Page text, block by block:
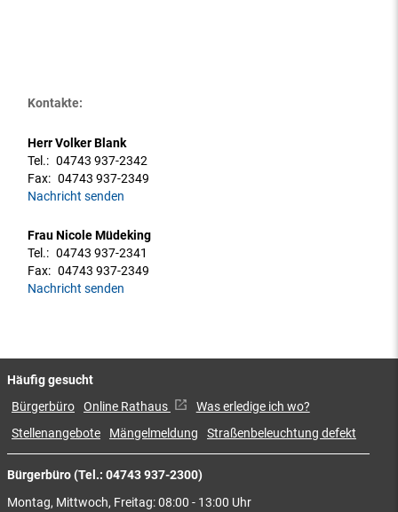
Kontakte:
Herr Volker Blank
Tel.: 04743 937-2342
Fax: 04743 937-2349
Nachricht senden
Frau Nicole Müdeking
Tel.: 04743 937-2341
Fax: 04743 937-2349
Nachricht senden
Bürgerbüro (Tel.: 04743 937-2300)
Montag, Mittwoch, Freitag: 08:00 - 13:00 Uhr
Häufig gesucht
Bürgerbüro Online Rathaus
Was erledige ich wo?
Stellenangebote
Mängelmeldung Straßenbeleuchtung defekt